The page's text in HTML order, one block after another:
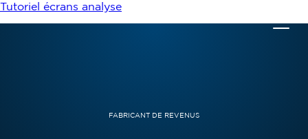
Tutoriel écrans analyse
FABRICANT DE REVENUS